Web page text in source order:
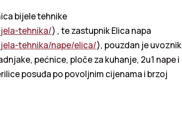
bijele tehnike
tehnika/) , te zastupnik Elica napa
tehnika/nape/elica/), pouzdan je uvoznik
pećnice, ploče za kuhanje, 2u1 nape i
posuđa po povoljnim cijenama i brzoj